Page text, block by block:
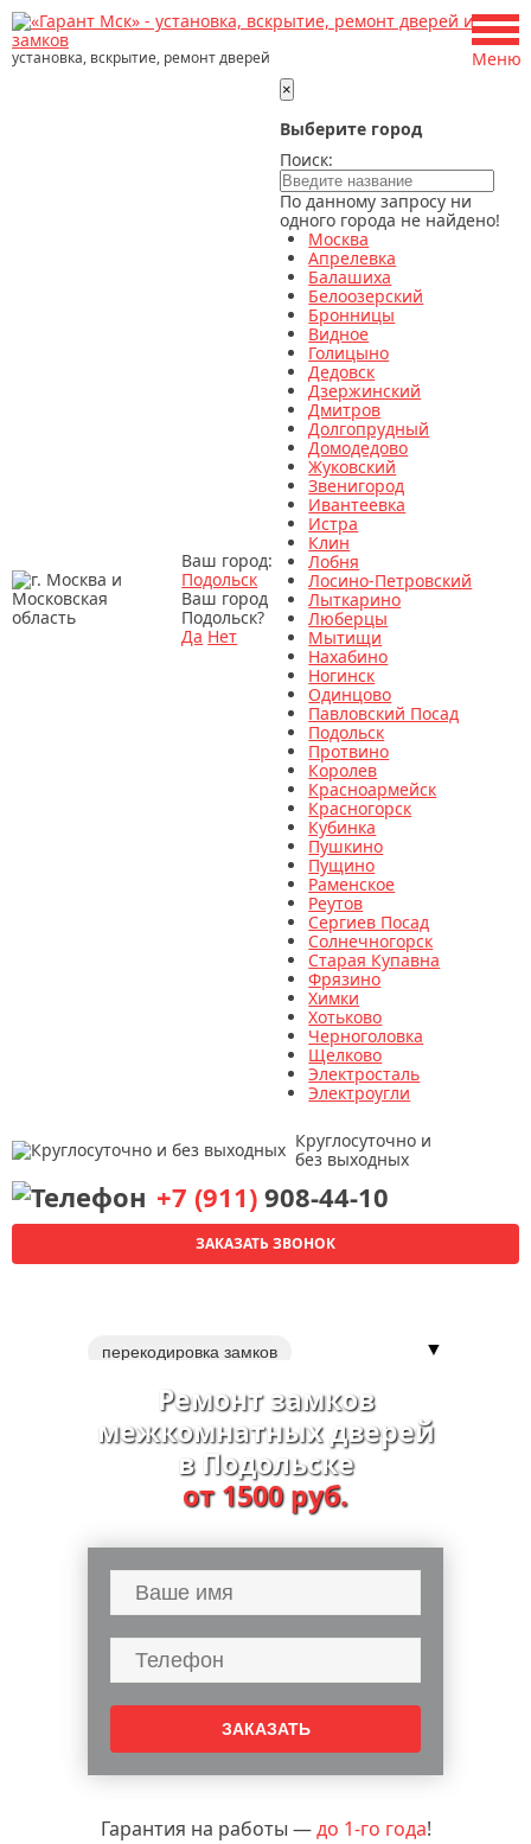
установка, вскрытие, ремонт дверей
Ваш город:
Подольск
Ваш город
Подольск?
Да Нет
×
Выберите город
Поиск:
По данному запросу ни
одного города не найдено!
Москва
Апрелевка
Балашиха
Белоозерский
Бронницы
Видное
Голицыно
Дедовск
Дзержинский
Дмитров
Долгопрудный
Домодедово
Жуковский
Звенигород
Ивантеевка
Истра
Клин
Лобня
Лосино-Петровский
Лыткарино
Люберцы
Мытищи
Нахабино
Ногинск
Одинцово
Павловский Посад
Подольск
Протвино
Королев
Красноармейск
Красногорск
Кубинка
Пушкино
Пущино
Раменское
Реутов
Сергиев Посад
Солнечногорск
Старая Купавна
Фрязино
Химки
Хотьково
Черноголовка
Щелково
Электросталь
Электроугли
Круглосуточно и
без выходных
+7 (911) 908-44-10
ЗАКАЗАТЬ ЗВОНОК
Меню
перекодировка замков ▼
Ремонт замков
межкомнатных дверей
в Подольске
от 1500 руб.
Гарантия на работы —до 1-го года!